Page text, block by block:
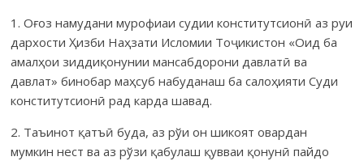
1. Оғоз намудани мурофиаи судии конститутсионӣ аз руи
дархости Ҳизби Наҳзати Исломии Тоҷикистон «Оид ба
амалҳои зиддиқонунии мансабдорони давлатӣ ва
давлат» бинобар маҳсуб набуданаш ба салоҳияти Суди
конститутсионӣ рад карда шавад.
2. Таъинот қатъӣ буда, аз рўи он шикоят овардан
мумкин нест ва аз рўзи қабулаш қувваи қонунӣ пайдо